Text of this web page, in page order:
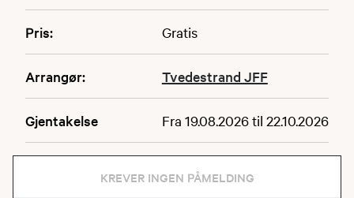
Pris: Gratis
Arrangør: Tvedestrand JFF
Gjentakelse Fra 19.08.2026 til 22.10.2026
KREVER INGEN PÅMELDING